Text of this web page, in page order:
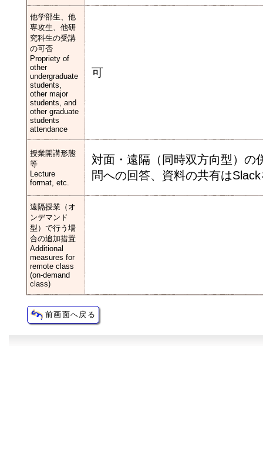
他学部生、他
専攻生、他研
究科生の受講
の可否
Propriety of
other
undergraduate
students,
other major
students, and
other graduate
students
attendance
可
授業開講形態
等
Lecture
format, etc.
対⾯・遠隔（同時双方向型）の
問への回答、資料の共有は
遠隔授業（オ
ンデマンド
型）で行う場
合の追加措置
Additional
measures for
remote class
(on-demand
class)